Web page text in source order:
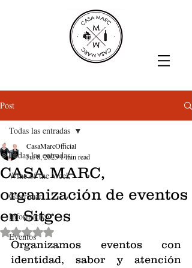
Post
Todas las entradas
Wine of the Week
Gastrobar
Informativo
Eventos
Todas las entradas
CASA MARC,
organización de eventos
en Sitges
CasaMarcOfficial
Jul 8, 20251 min read
Rated NaN out of 5 stars.
Organizamos eventos con
identidad, sabor y atención